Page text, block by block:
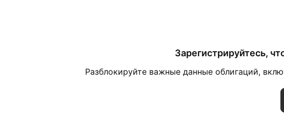
Зарегистрируйтесь,
Разблокируйте важные данные облигаций,